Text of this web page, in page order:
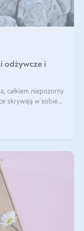
odżywcze i
całkiem niepozorny
skrywają w sobie